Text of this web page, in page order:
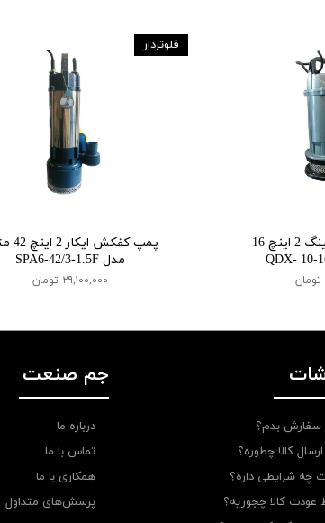
پمپ کفکش شانینگ 2 اینچ 16
پمپ
مدل SPA6-42/3-1.5F
۲۹,۱۰۰,۰۰۰ تومان
فلوتردار
سفارش بدم؟
کالا چطوره؟
چه شرایطی داره؟
عودت کالا چجوریه؟
جم صنعت
درباره ما
تماس با ما
همکاری با ما
پرسش‌های متداول